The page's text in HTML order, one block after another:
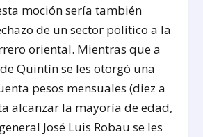
moción sería también
de un sector político a la
oriental. Mientras que a
Quintín se les otorgó una
pesos mensuales (diez a
alcanzar la mayoría de edad,
José Luis Robau se les